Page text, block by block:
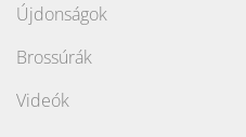
Újdonságok
Brossúrák
Videók